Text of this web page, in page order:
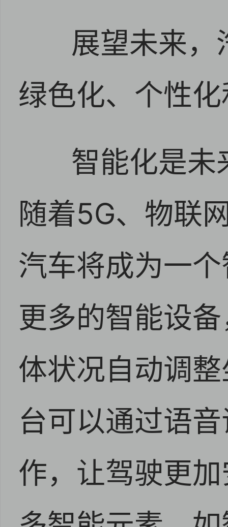
展望未来，
绿色化、个性
智能化是未
随着5G、物联
汽车将成为一
更多的智能设
体状况自动调
台可以通过语
作，让驾驶更